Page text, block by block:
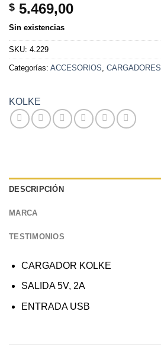
$ 5.469,00
Sin existencias
SKU: 4.229
Categorías: ACCESORIOS CARGADORES
KOLKE
DESCRIPCIÓN
MARCA
TESTIMONIOS
CARGADOR KOLKE
SALIDA 5V, 2A
ENTRADA USB